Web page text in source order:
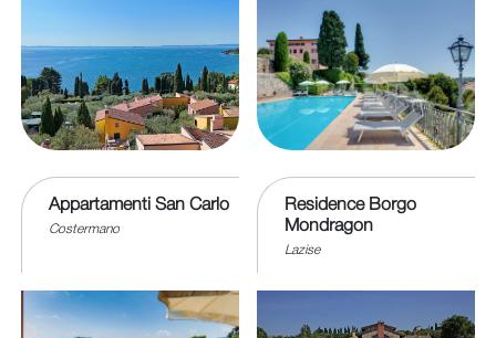
Appartamenti San Carlo
Costermano
Residence Borgo
Mondragon
Lazise